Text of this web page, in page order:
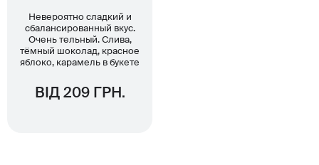
Невероятно сладкий и
сбалансированный вкус.
Очень тельный. Слива,
тёмный шоколад, красное
яблоко, карамель в букете
ВІД 209 ГРН.